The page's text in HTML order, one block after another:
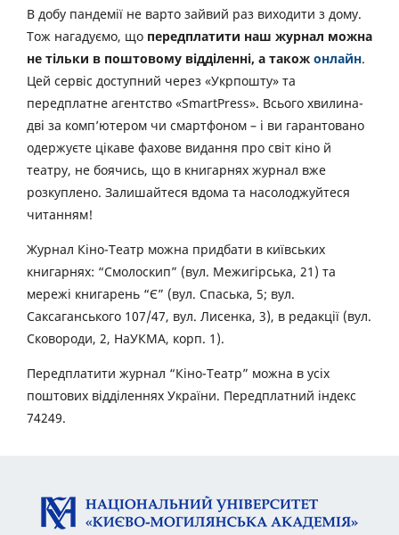
В добу пандемії не варто зайвий раз виходити з дому.
Тож нагадуємо, що передплатити наш журнал можна
не тільки в поштовому відділенні, а також онлайн.
Цей сервіс доступний через «Укрпошту» та
передплатне агентство «SmartPress». Всього хвилина-
дві за комп’ютером чи смартфоном – і ви гарантовано
одержуєте цікаве фахове видання про світ кіно й
театру, не боячись, що в книгарнях журнал вже
розкуплено. Залишайтеся вдома та насолоджуйтеся
читанням!
Журнал Кіно-Театр можна придбати в київських
книгарнях: “Смолоскип” (вул. Межигірська, 21) та
мережі книгарень “Є” (вул. Спаська, 5; вул.
Саксаганського 107/47, вул. Лисенка, 3), в редакції (вул.
Сковороди, 2, НаУКМА, корп. 1).
Передплатити журнал “Кіно-Театр” можна в усіх
поштових відділеннях України. Передплатний індекс
74249.